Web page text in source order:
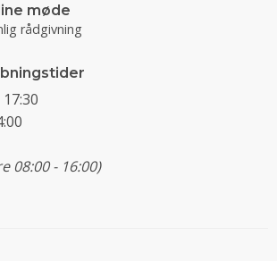
møde
rådgivning
08:00 - 16:00)